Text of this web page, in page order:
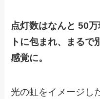
点灯数はなんと 50
トに包まれ、まるで
感覚に。
光の虹をイメージし